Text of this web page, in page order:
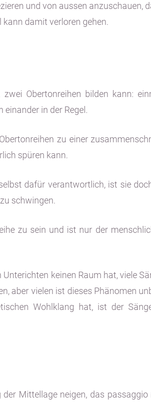
und von aussen anzuschauen,
damit verloren gehen.
Obertonreihen bilden kann:
in der Regel.
zu einer
spüren kann.
dafür verantwortlich, ist sie
schwingen.
zu sein und ist nur der
keinen Raum hat, viele
aber vielen ist dieses Phänomen
Wohlklang hat, ist der
Mittellage neigen, das passaggio